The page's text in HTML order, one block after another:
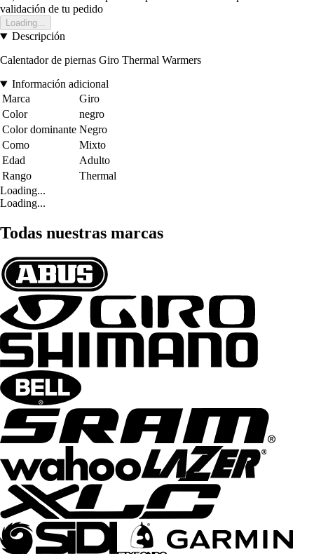
validación de tu pedido
Loading...
Descripción
Calentador de piernas Giro Thermal Warmers
Información adicional
Marca
Giro
Color
negro
Color dominante Negro
Como
Mixto
Edad
Adulto
Rango
Thermal
Loading...
Loading...
Todas nuestras marcas